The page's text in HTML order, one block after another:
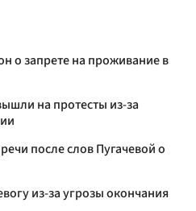
о запрете на проживание в
на протесты из-за
после слов Пугачевой о
из-за угрозы окончания